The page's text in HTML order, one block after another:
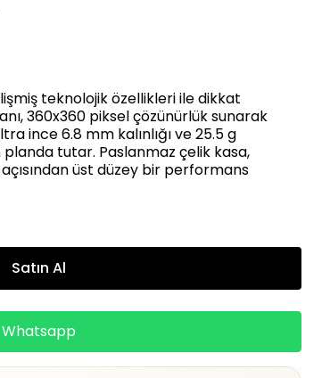
teknolojik özellikleri ile dikkat
360x360 piksel çözünürlük sunarak
ince 6.8 mm kalınlığı ve 25.5 g
planda tutar. Paslanmaz çelik kasa,
üst düzey bir performans
Satın Al
Whatsapp